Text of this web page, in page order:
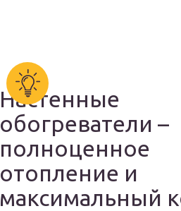
Настенные
обогреватели –
полноценное
отопление и
максимальный